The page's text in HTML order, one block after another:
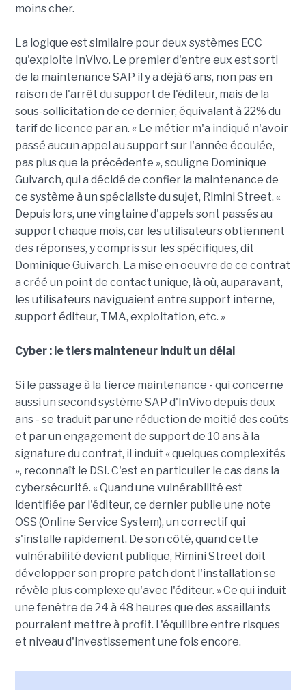
moins cher.
La logique est similaire pour deux systèmes ECC
qu'exploite InVivo. Le premier d'entre eux est sorti
de la maintenance SAP il y a déjà 6 ans, non pas en
raison de l'arrêt du support de l'éditeur, mais de la
sous-sollicitation de ce dernier, équivalant à 22% du
tarif de licence par an. « Le métier m'a indiqué n'avoir
passé aucun appel au support sur l'année écoulée,
pas plus que la précédente », souligne Dominique
Guivarch, qui a décidé de confier la maintenance de
ce système à un spécialiste du sujet, Rimini Street. «
Depuis lors, une vingtaine d'appels sont passés au
support chaque mois, car les utilisateurs obtiennent
des réponses, y compris sur les spécifiques, dit
Dominique Guivarch. La mise en oeuvre de ce contrat
a créé un point de contact unique, là où, auparavant,
les utilisateurs naviguaient entre support interne,
support éditeur, TMA, exploitation, etc. »
Cyber : le tiers mainteneur induit un délai
Si le passage à la tierce maintenance - qui concerne
aussi un second système SAP d'InVivo depuis deux
ans - se traduit par une réduction de moitié des coûts
et par un engagement de support de 10 ans à la
signature du contrat, il induit « quelques complexités
», reconnaît le DSI. C'est en particulier le cas dans la
cybersécurité. « Quand une vulnérabilité est
identifiée par l'éditeur, ce dernier publie une note
OSS (Online Service System), un correctif qui
s'installe rapidement. De son côté, quand cette
vulnérabilité devient publique, Rimini Street doit
développer son propre patch dont l'installation se
révèle plus complexe qu'avec l'éditeur. » Ce qui induit
une fenêtre de 24 à 48 heures que des assaillants
pourraient mettre à profit. L'équilibre entre risques
et niveau d'investissement une fois encore.